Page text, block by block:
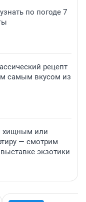
по погоде 7
рецепт
самым вкусом из
хищным или
— смотрим
экзотики